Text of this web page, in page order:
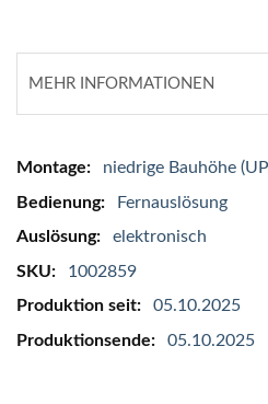
MEHR INFORMATIONEN
Mehr
Informationen
niedrige Bauhöhe
Fernauslösung
elektronisch
1002859
05.10.2025
05.10.2025